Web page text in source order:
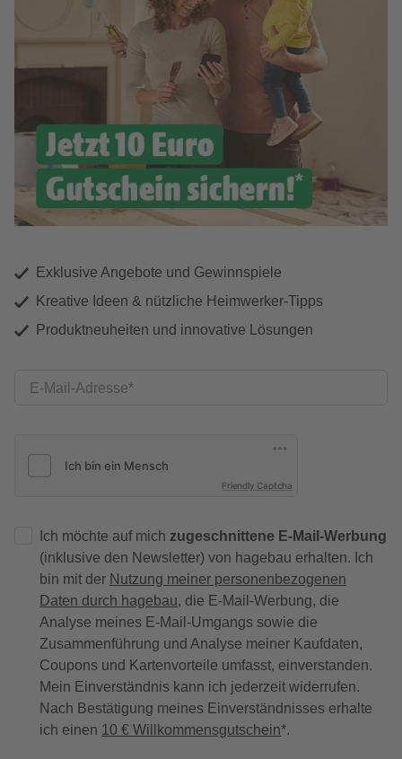
Exklusive Angebote und Gewinnspiele
Kreative Ideen & nützliche Heimwerker-Tipps
Produktneuheiten und innovative Lösungen
E-Mail-Adresse
Friendly Captcha
Ich möchte auf mich zugeschnittene E-Mail-Werbung
(inklusive den Newsletter) von hagebau erhalten. Ich
bin mit der Nutzung meiner personenbezogenen
Daten durch hagebau, die E-Mail-Werbung, die
Analyse meines E-Mail-Umgangs sowie die
Zusammenführung und Analyse meiner Kaufdaten,
Coupons und Kartenvorteile umfasst, einverstanden.
Mein Einverständnis kann ich jederzeit widerrufen.
Nach Bestätigung meines Einverständnisses erhalte
ich einen 10 € Willkommensgutschein*.